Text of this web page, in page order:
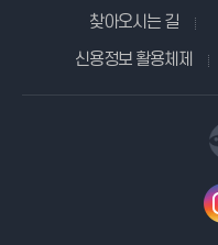
찾아오시는 길
신용정보 활용체제